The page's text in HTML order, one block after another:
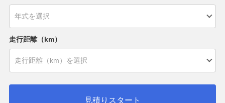
走行距離（km）
見積りスタート